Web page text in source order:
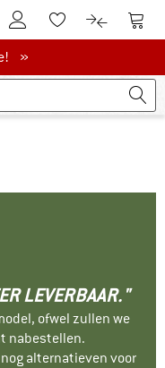
De klantenaccount
Naar deNaar de
»
LEVERBAAR."
ofwel zullen we
nabestellen.
alternatieven voor